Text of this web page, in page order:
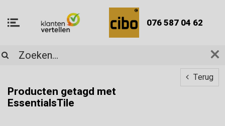
076 587 04 62
Terug
Producten getagd met
EssentialsTile